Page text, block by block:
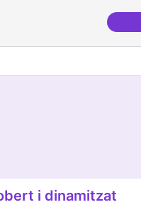
i dinamitzat